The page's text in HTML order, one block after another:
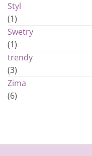
Styl
(1)
Swetry
(1)
trendy
(3)
Zima
(6)